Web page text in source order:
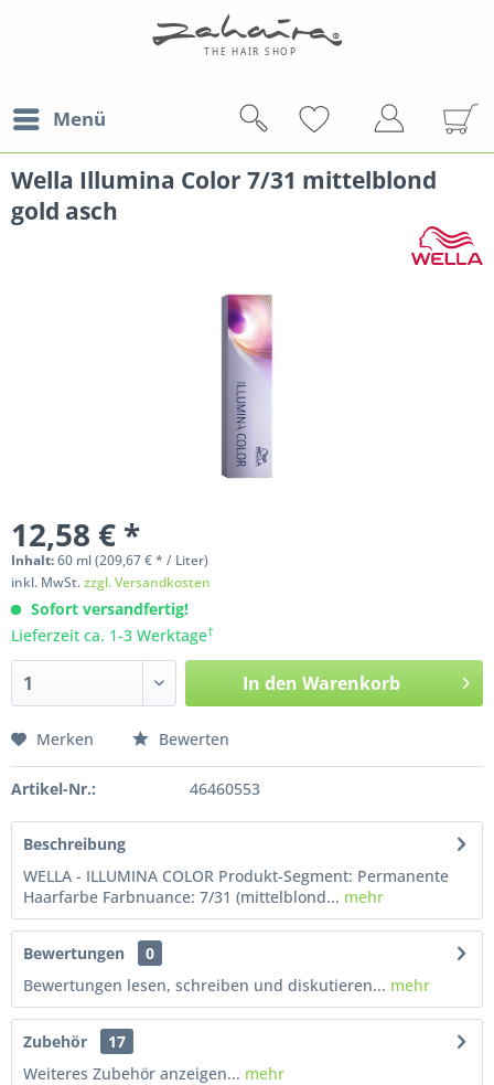
Menü
Wella Illumina Color 7/31 mittelblond
gold asch
12,58 € *
Inhalt:60 ml(209,67 € * / Liter)
inkl. MwSt.zzgl. Versandkosten
Sofort versandfertig!
Lieferzeit ca. 1-3 Werktage†
In den Warenkorb
Merken Bewerten
Artikel-Nr.: 46460553
Beschreibung
WELLA - ILLUMINA COLOR Produkt-Segment: Permanente
Haarfarbe Farbnuance: 7/31 (mittelblond... mehr
Bewertungen
0
Bewertungen lesen, schreiben und diskutieren... mehr
Zubehör
17
Weiteres Zubehör anzeigen... mehr